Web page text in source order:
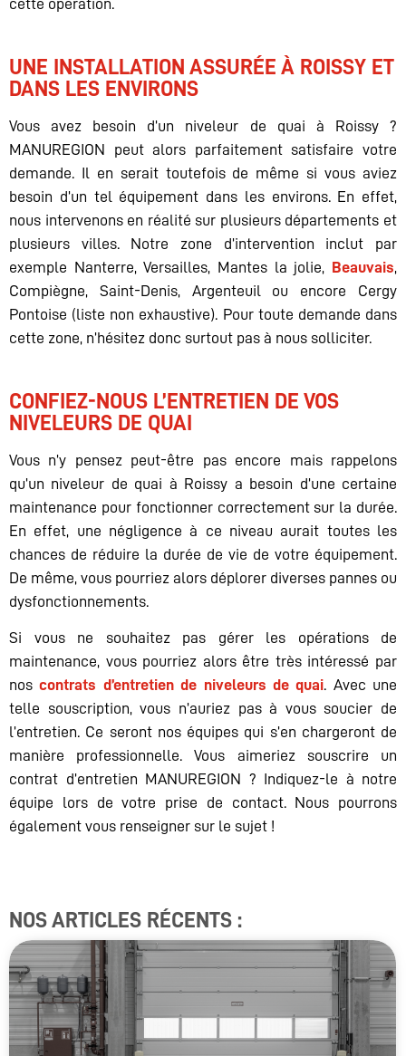
UNE INSTALLATION ASSURÉE À ROISSY ET
DANS LES ENVIRONS
Vous avez besoin d’un niveleur de quai à Roissy ?
MANUREGION peut alors parfaitement satisfaire votre
demande. Il en serait toutefois de même si vous aviez
besoin d’un tel équipement dans les environs. En effet,
nous intervenons en réalité sur plusieurs départements et
plusieurs villes. Notre zone d’intervention inclut par
exemple Nanterre, Versailles, Mantes la jolie, Beauvais
Compiègne, Saint-Denis, Argenteuil ou encore Cergy
Pontoise (liste non exhaustive). Pour toute demande dans
cette zone, n’hésitez donc surtout pas à nous solliciter.
CONFIEZ-NOUS L’ENTRETIEN DE VOS
NIVELEURS DE QUAI
Vous n’y pensez peut-être pas encore mais rappelons
qu’un niveleur de quai à Roissy a besoin d’une certaine
maintenance pour fonctionner correctement sur la durée.
En effet, une négligence à ce niveau aurait toutes les
chances de réduire la durée de vie de votre équipement.
De même, vous pourriez alors déplorer diverses pannes ou
dysfonctionnements.
Si vous ne souhaitez pas gérer les opérations de
maintenance, vous pourriez alors être très intéressé par
noscontrats d’entretien de niveleurs de quai. Avec une
telle souscription, vous n’auriez pas à vous soucier de
l’entretien. Ce seront nos équipes qui s’en chargeront de
manière professionnelle. Vous aimeriez souscrire un
contrat d’entretien MANUREGION ? Indiquez-le à notre
équipe lors de votre prise de contact. Nous pourrons
également vous renseigner sur le sujet !
NOS ARTICLES RÉCENTS :